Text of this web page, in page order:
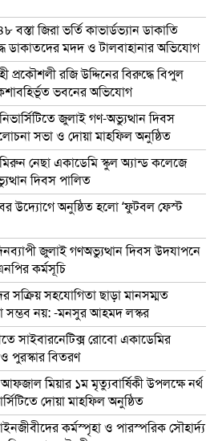
বস্তা জিরা ভর্তি কাভার্ডভ্যান ডাকাতি
ডাকাতদের মদদ ও টালবাহানার অভিযোগ
প্রকৌশলী রজি উদ্দিনের বিরুদ্ধে বিপুল
ভবনের অভিযোগ
জুলাই গণ-অভ্যুত্থান দিবস
সভা ও দোয়া মাহফিল অনুষ্ঠিত
নেছা একাডেমি স্কুল অ্যান্ড কলেজে
দিবস পালিত
উদ্যোগে অনুষ্ঠিত হলো ‘ফুটবল ফেস্ট
জুলাই গণঅভ্যুত্থান দিবস উদযাপনে
কর্মসূচি
সক্রিয় সহযোগিতা ছাড়া মানসম্মত
সম্ভব নয়: -মনসুর আহমদ লস্কর
সাইবারনেটিক্স রোবো একাডেমির
ও পুরস্কার বিতরণ
মিয়ার ১ম মৃত্যুবার্ষিকী উপলক্ষে নর্থ
দোয়া মাহফিল অনুষ্ঠিত
কর্মস্পৃহা ও পারস্পরিক সৌহার্দ্য